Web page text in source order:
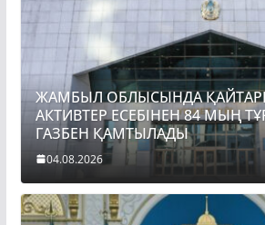
ЖАМБЫЛ ОБЛЫСЫНДА
АКТИВТЕР ЕСЕБІНЕН 84 МЫҢ
ГАЗБЕН ҚАМТЫЛАДЫ
04.08.2026